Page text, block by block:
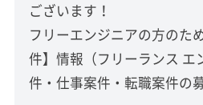
ございます！
フリーエンジニアの方のた
件】情報（フリーランス エ
件・仕事案件・転職案件の